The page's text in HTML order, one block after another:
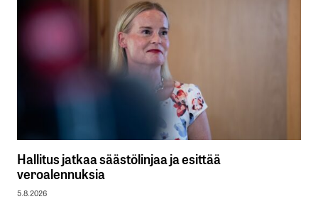
Hallitus jatkaa säästölinjaa ja esittää
veroalennuksia
5.8.2026